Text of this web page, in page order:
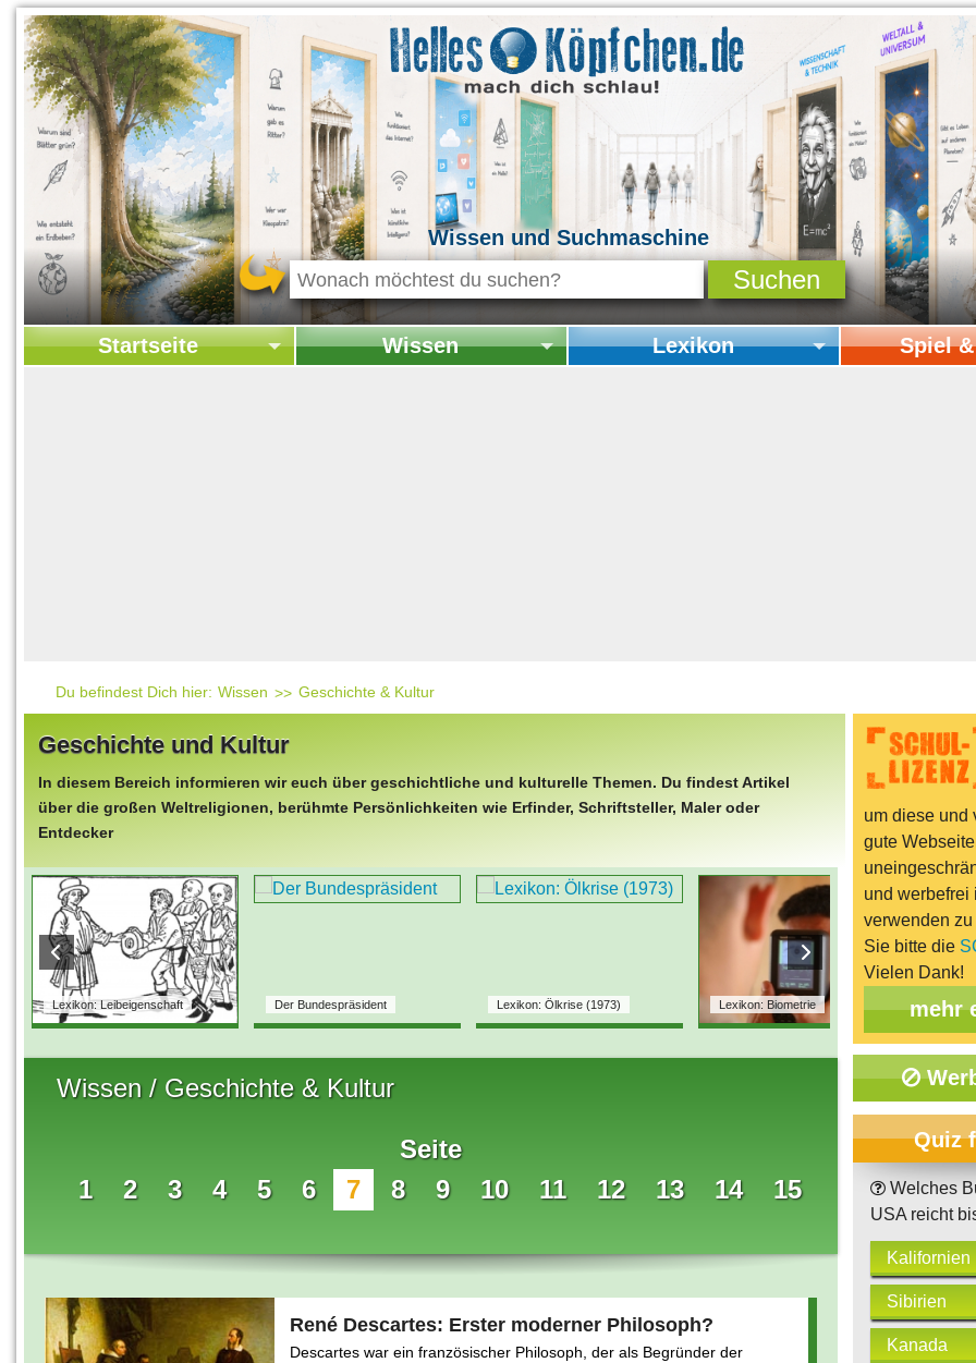
Wissen und Suchmaschine
Startseite Wissen
Technik
Fragen und Antworten
Lexikon Spiel
Reisen,
E-Cards
Du befindest Dich hier: Wissen Geschichte & Kultur
Geschichte und Kultur
In diesem Bereich informieren wir euch über geschichtliche und kulturelle Themen. Du findest Artikel
über die großen Weltreligionen, berühmte Persönlichkeiten wie Erfinder, Schriftsteller, Maler oder
Entdecker
Lexikon: Leibeigenschaft Der Bundespräsident Lexikon: Ölkrise (1973) Lexikon: Biometrie
Wissen / Geschichte & Kultur
Seite
1
2 3 4 5 6 7 8 9 10 11 12 13 14 15
René Descartes: Erster moderner Philosoph?
Descartes war ein französischer Philosoph, der als Begründer der
um diese und
gute
und werbefrei
verwenden
Sie bitte die
Vielen Dank!
mehr
Quiz
Welches
USA reicht
Kalifornien
Sibirien
Kanada